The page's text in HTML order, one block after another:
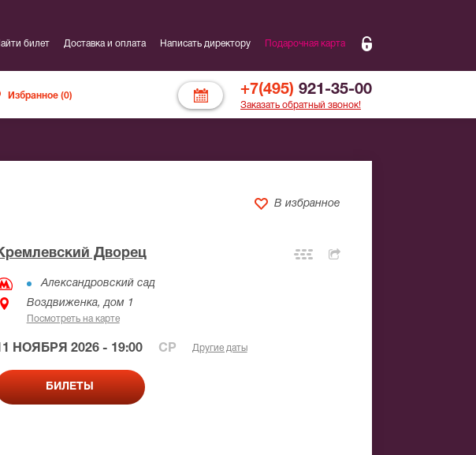
билет Доставка и оплата Написать директору Подарочная карта
+7(495) 921-35-00
Заказать обратный звонок!
Избранное (0)
В избранное
Дворец
Александровский сад
Воздвиженка, дом 1
Посмотреть на карте
НОЯБРЯ 2026 - 19:00 СР Другие даты
БИЛЕТЫ